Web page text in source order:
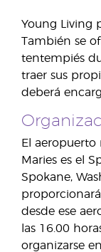
Young Living
También se
tentempiés
traer sus
deberá
El aeropuerto
Maries es el
Spokane,
desde ese
las 16.00
organizarse